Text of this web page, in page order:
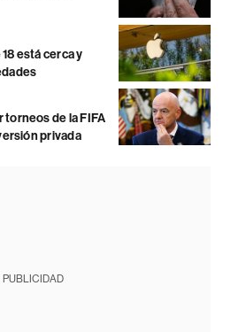
está cerca y
torneos de la FIFA
privada
PUBLICIDAD